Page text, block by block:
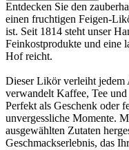
Entdecken Sie den
einen fruchtigen Feigen-
ist. Seit 1814 steht unser
Feinkostprodukte und eine
Hof reicht.
Dieser Likör verleiht jedem
verwandelt Kaffee, Tee
Perfekt als Geschenk oder
unvergessliche Momente.
ausgewählten Zutaten
Geschmackserlebnis, das